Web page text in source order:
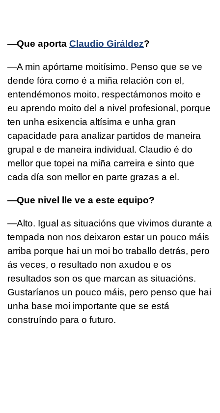
—Que aporta Claudio Giráldez?
—A min apórtame moitísimo. Penso que se ve
dende fóra como é a miña relación con el,
entendémonos moito, respectámonos moito e
eu aprendo moito del a nivel profesional, porque
ten unha esixencia altísima e unha gran
capacidade para analizar partidos de maneira
grupal e de maneira individual. Claudio é do
mellor que topei na miña carreira e sinto que
cada día son mellor en parte grazas a el.
—Que nivel lle ve a este equipo?
—Alto. Igual as situacións que vivimos durante a
tempada non nos deixaron estar un pouco máis
arriba porque hai un moi bo traballo detrás, pero
ás veces, o resultado non axudou e os
resultados son os que marcan as situacións.
Gustaríanos un pouco máis, pero penso que hai
unha base moi importante que se está
construíndo para o futuro.